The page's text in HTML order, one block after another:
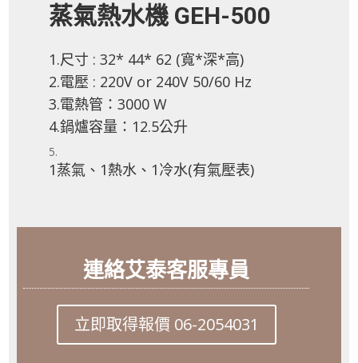
蒸氣熱水機 GEH-500
1.尺寸 : 32* 44* 62 (寬*深*高)
2.電壓 : 220V or 240V 50/60 Hz
3.電熱管：3000 W
4.鍋爐容量：12.5公升
1蒸氣、1熱水、1冷水(有氣壓表)
連絡艾泰客服專員
立即取得報價 06-2054031